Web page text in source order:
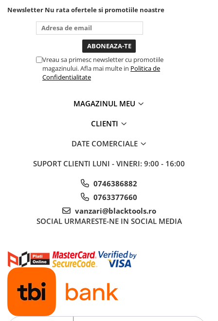
puternica si de la baterie care
tine destul de mult dar daca o
bagi la priza nu mai ai treaba
toata ziua ,ce...
Newsletter Nu rata ofertele si promotiile noastre
Vreau sa primesc newsletter cu promotiile
magazinului. Afla mai multe in Politica de
Confidentialitate
MAGAZINUL MEU
CLIENTI
DATE COMERCIALE
SUPORT CLIENTI LUNI - VINERI: 9:00 - 16:00
0746386882
0763377660
vanzari@blacktools.ro
SOCIAL URMARESTE-NE IN SOCIAL MEDIA